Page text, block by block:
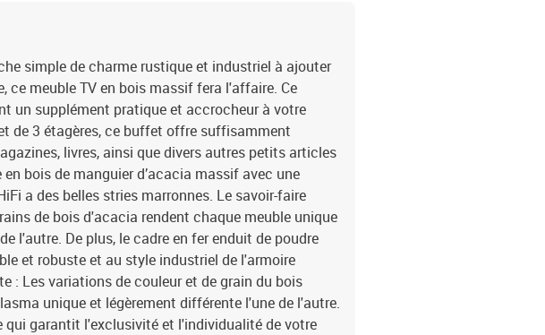
simple de charme rustique et industriel à ajouter
ce meuble TV en bois massif fera l'affaire. Ce
un supplément pratique et accrocheur à votre
de 3 étagères, ce buffet offre suffisamment
livres, ainsi que divers autres petits articles
bois de manguier d’acacia massif avec une
a des belles stries marronnes. Le savoir-faire
de bois d'acacia rendent chaque meuble unique
l'autre. De plus, le cadre en fer enduit de poudre
et robuste et au style industriel de l'armoire
: Les variations de couleur et de grain du bois
unique et légèrement différente l'une de l'autre.
qui garantit l'exclusivité et l'individualité de votre